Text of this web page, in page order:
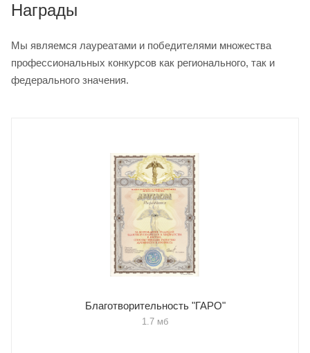
Награды
Мы являемся лауреатами и победителями множества
профессиональных конкурсов как регионального, так и
федерального значения.
Благотворительность "ГАРО"
1.7 мб